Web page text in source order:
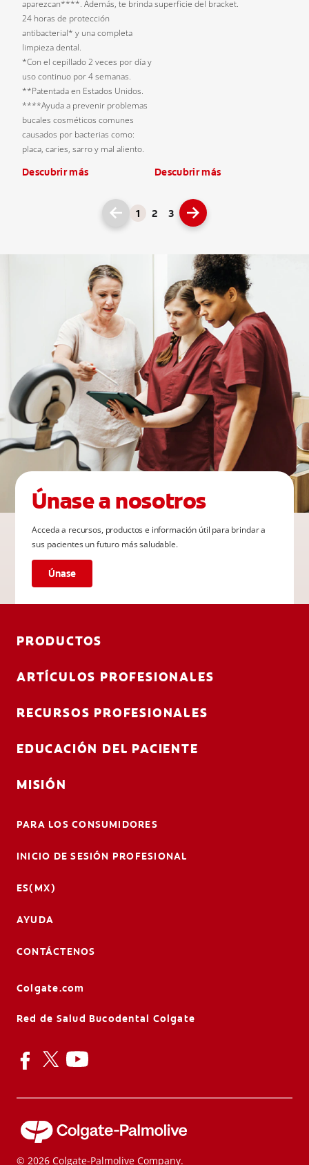
aparezcan****. Además, te brinda
24 horas de protección
antibacterial* y una completa
limpieza dental.
*Con el cepillado 2 veces por día y
uso continuo por 4 semanas.
**Patentada en Estados Unidos.
****Ayuda a prevenir problemas
bucales cosméticos comunes
causados por bacterias como:
placa, caries, sarro y mal aliento.
Descubrir más
superficie del bracket.
Descubrir más
1 2 3
Únase a nosotros
Acceda a recursos, productos e información útil para brindar a
sus pacientes un futuro más saludable.
Únase
PRODUCTOS
ARTÍCULOS PROFESIONALES
RECURSOS PROFESIONALES
EDUCACIÓN DEL PACIENTE
MISIÓN
PARA LOS CONSUMIDORES
INICIO DE SESIÓN PROFESIONAL
ES(MX)
AYUDA
CONTÁCTENOS
Colgate.com
Red de Salud Bucodental Colgate
© 2026 Colgate-Palmolive Company.